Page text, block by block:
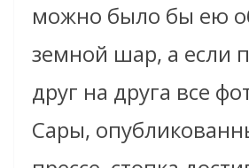
можно было бы ею
земной шар, а если
друг на друга все
Сары,